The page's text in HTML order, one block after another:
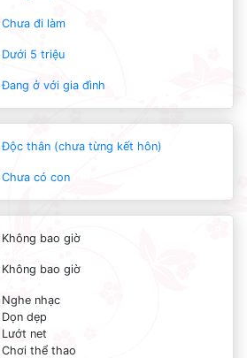
Chưa đi làm
Dưới 5 triệu
Đang ở với gia đình
Độc thân (chưa từng kết hôn)
Chưa có con
Không bao giờ
Không bao giờ
Nghe nhạc
Dọn dẹp
Lướt net
Chơi thể thao